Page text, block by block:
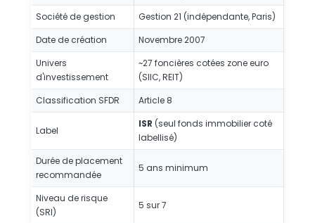
Société de gestion
Gestion 21 (indépendante, Paris)
Date de création
Novembre 2007
Univers
d'investissement
~27 foncières cotées zone euro
(SIIC, REIT)
Classification SFDR
Article 8
Label
ISR (seul fonds immobilier coté
labellisé)
Durée de placement
recommandée
5 ans minimum
Niveau de risque
(SRI)
5 sur 7